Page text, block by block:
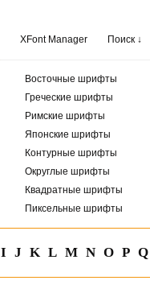
XFont Manager Поиск ↓
Восточные шрифты
Греческие шрифты
Римские шрифты
Японские шрифты
Контурные шрифты
Округлые шрифты
Квадратные шрифты
Пиксельные шрифты
I J K L M N O P Q